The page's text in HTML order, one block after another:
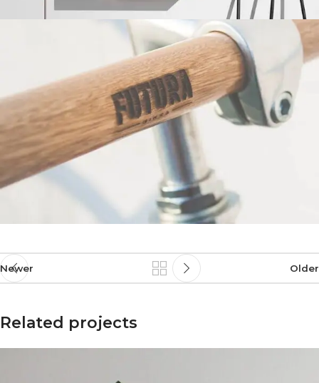
Newer Older
Related projects